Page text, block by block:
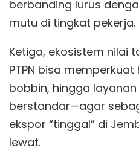
berbanding lurus
mutu di tingkat pekerja.
Ketiga, ekosistem nilai
PTPN bisa
bobbin, hingga
berstandar—agar
ekspor “tinggal” di
lewat.